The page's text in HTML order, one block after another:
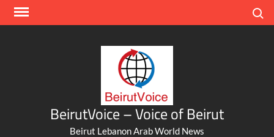
Skip
BeirutVoice – Voice of Beirut
Beirut Lebanon Arab World News